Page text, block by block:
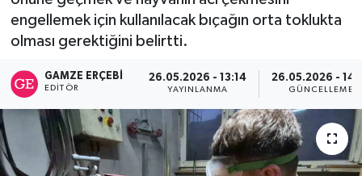
engellemek için kullanılacak bıçağın orta toklukta
olması gerektiğini belirtti.
GAMZE ERÇEBI
EDITÖR
26.05.2026 - 13:14
YAYINLANMA
26.05.2026 -
GÜNCELLEME
GÜNCEL
RESMİ İLAN
Künye